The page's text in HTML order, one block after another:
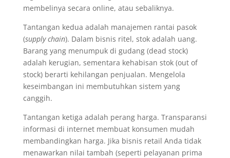
membelinya secara online, atau sebaliknya.
Tantangan kedua adalah manajemen rantai pasok
(supply chain). Dalam bisnis ritel, stok adalah uang.
Barang yang menumpuk di gudang (dead stock)
adalah kerugian, sementara kehabisan stok (out of
stock) berarti kehilangan penjualan. Mengelola
keseimbangan ini membutuhkan sistem yang
canggih.
Tantangan ketiga adalah perang harga. Transparansi
informasi di internet membuat konsumen mudah
membandingkan harga. Jika bisnis retail Anda tidak
menawarkan nilai tambah (seperti pelayanan prima